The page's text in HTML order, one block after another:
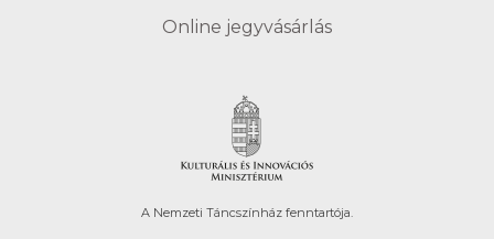
Online jegyvásárlás
A Nemzeti Táncszínház fenntartója.